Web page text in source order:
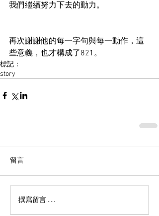
我們繼續努力下去的動力。
再次謝謝他的每一字句與每一動作，這
些意義，也才構成了821。
標記：
story
留言
撰寫留言......